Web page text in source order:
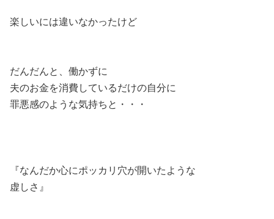
楽しいには違いなかったけど
だんだんと、働かずに
夫のお金を消費しているだけの自分に
罪悪感のような気持ちと・・・
『なんだか心にポッカリ穴が開いたような
虚しさ』